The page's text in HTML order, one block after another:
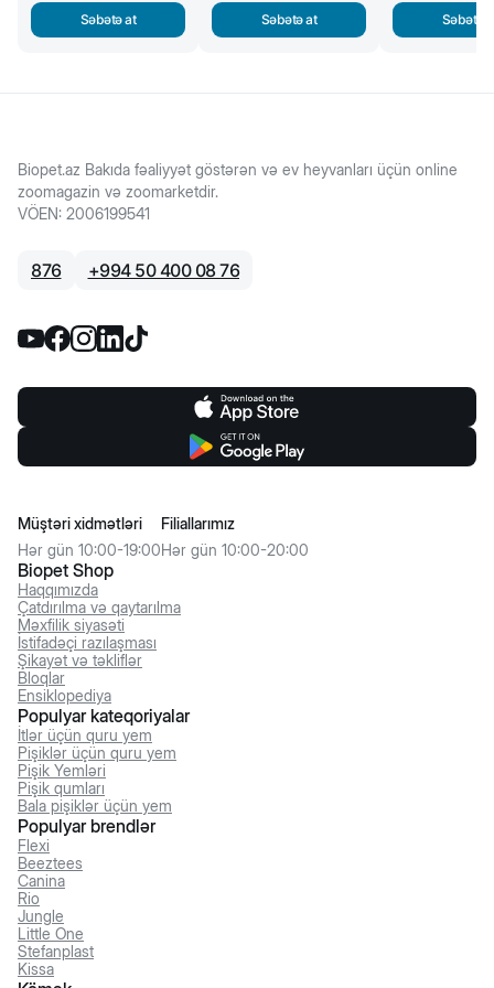
Səbətə at Səbətə at Səbətə
Biopet.az Bakıda fəaliyyət göstərən və ev heyvanları üçün online
zoomagazin və zoomarketdir.
VÖEN: 2006199541
876 +994 50 400 08 76
Biopet Shop
Haqqımızda
Çatdırılma və qaytarılma
Məxfilik siyasəti
İstifadəçi razılaşması
Şikayət və təkliflər
Bloqlar
Ensiklopediya
Müştəri xidmətləri
Hər gün 10:00-19:00
Filiallarımız
Hər gün 10:00-20:00
Populyar kateqoriyalar
İtlər üçün quru yem
Pişiklər üçün quru yem
Pişik Yemləri
Pişik qumları
Bala pişiklər üçün yem
Populyar brendlər
Flexi
Beeztees
Canina
Rio
Jungle
Little One
Stefanplast
Kissa